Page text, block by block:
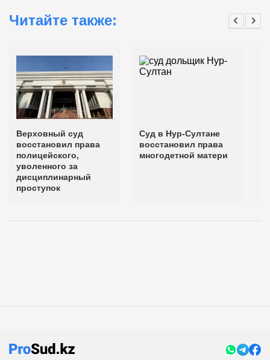
Читайте также:
Верховный суд
восстановил права
полицейского,
уволенного за
дисциплинарный
проступок
Суд в Нур-Султане
восстановил права
многодетной матери